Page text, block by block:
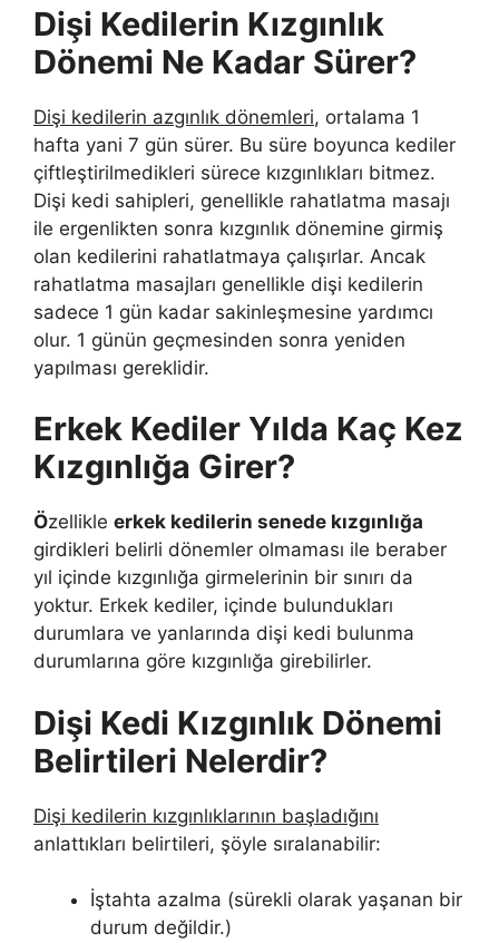
Dişi Kedilerin Kızgınlık
Dönemi Ne Kadar Sürer?
Dişi kedilerin azgınlık dönemleri, ortalama 1
hafta yani 7 gün sürer. Bu süre boyunca kediler
çiftleştirilmedikleri sürece kızgınlıkları bitmez.
Dişi kedi sahipleri, genellikle rahatlatma masajı
ile ergenlikten sonra kızgınlık dönemine girmiş
olan kedilerini rahatlatmaya çalışırlar. Ancak
rahatlatma masajları genellikle dişi kedilerin
sadece 1 gün kadar sakinleşmesine yardımcı
olur. 1 günün geçmesinden sonra yeniden
yapılması gereklidir.
Erkek Kediler Yılda Kaç Kez
Kızgınlığa Girer?
Özellikle erkek kedilerin senede kızgınlığa
girdikleri belirli dönemler olmaması ile beraber
yıl içinde kızgınlığa girmelerinin bir sınırı da
yoktur. Erkek kediler, içinde bulundukları
durumlara ve yanlarında dişi kedi bulunma
durumlarına göre kızgınlığa girebilirler.
Dişi Kedi Kızgınlık Dönemi
Belirtileri Nelerdir?
Dişi kedilerin kızgınlıklarının başladığını
anlattıkları belirtileri, şöyle sıralanabilir:
İştahta azalma (sürekli olarak yaşanan bir
durum değildir.)